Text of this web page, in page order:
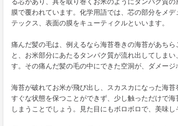
る芯があり、具を取り巻くお米のようにタンパク質
膜で覆われています。化学用語では、芯の部分をメ
テックス、表面の膜をキューティクルといいます。
痛んだ髪の毛は、例えるなら海苔巻きの海苔があち
と、お米部分にあたるタンパク質が流れ出してしま
す。その痛んだ髪の毛の中にできた空洞が、ダメージ
海苔が破れてお米が飛び出し、スカスカになった海
すぐな状態を保つことができず、少し触っただけで
しまうことでしょう。見た目にもボロボロで、美味し